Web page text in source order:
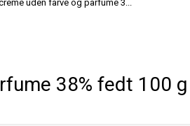
uden farve og parfume 3...
38% fedt 100 g